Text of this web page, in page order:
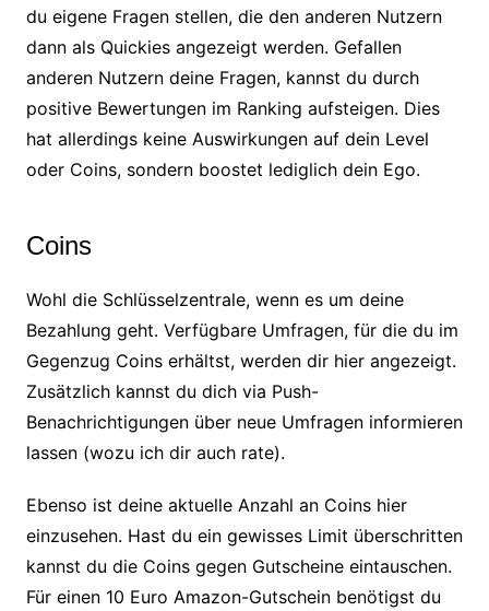
du eigene Fragen stellen, die den anderen Nutzern
dann als Quickies angezeigt werden. Gefallen
anderen Nutzern deine Fragen, kannst du durch
positive Bewertungen im Ranking aufsteigen. Dies
hat allerdings keine Auswirkungen auf dein Level
oder Coins, sondern boostet lediglich dein Ego.
Coins
Wohl die Schlüsselzentrale, wenn es um deine
Bezahlung geht. Verfügbare Umfragen, für die du im
Gegenzug Coins erhältst, werden dir hier angezeigt.
Zusätzlich kannst du dich via Push-
Benachrichtigungen über neue Umfragen informieren
lassen (wozu ich dir auch rate).
Ebenso ist deine aktuelle Anzahl an Coins hier
einzusehen. Hast du ein gewisses Limit überschritten
kannst du die Coins gegen Gutscheine eintauschen.
Für einen 10 Euro Amazon-Gutschein benötigst du